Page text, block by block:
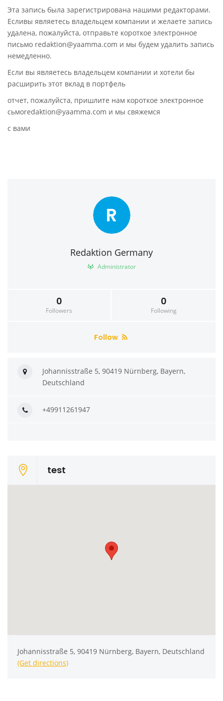
Эта запись была зарегистрирована нашими редакторами.
Есливы являетесь владельцем компании и желаете запись
удалена, пожалуйста, отправьте короткое электронное
письмо redaktion@yaamma.com и мы будем удалить запись
немедленно.
Если вы являетесь владельцем компании и хотели бы
расширить этот вклад в портфель
отчет, пожалуйста, пришлите нам короткое электронное
сьмоredaktion@yaamma.com и мы свяжемся
с вами
R
Redaktion Germany
Administrator
0
Followers
0
Following
Follow
Johannisstraße 5, 90419 Nürnberg, Bayern,
Deutschland
+49911261947
test
Johannisstraße 5, 90419 Nürnberg, Bayern, Deutschland
(Get directions)